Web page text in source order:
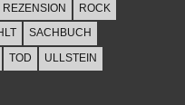
REZENSION
ROCK
SACHBUCH
TOD
ULLSTEIN